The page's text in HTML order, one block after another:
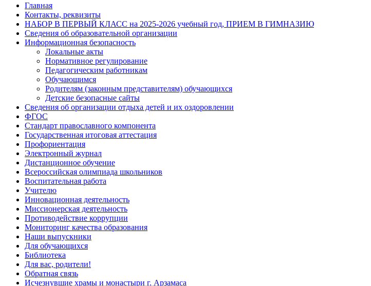
Главная
Контакты, реквизиты
НАБОР В ПЕРВЫЙ КЛАСС на 2025-2026 учебный год, ПРИЕМ В ГИМНАЗИЮ
Сведения об образовательной организации
Информационная безопасность
Локальные акты
Нормативное регулирование
Педагогическим работникам
Обучающимся
Родителям (законным представителям) обучающихся
Детские безопасные сайты
Сведения об организации отдыха детей и их оздоровлении
ФГОС
Стандарт православного компонента
Государственная итоговая аттестация
Профориентация
Электронный журнал
Дистанционное обучение
Всероcсийская олимпиада школьников
Воспитательная работа
Учителю
Инновационная деятельность
Миссионерская деятельность
Противодействие коррупции
Мониторинг качества образования
Наши выпускники
Для обучающихся
Библиотека
Для вас, родители!
Обратная связь
Исчезнувшие храмы и монастыри г. Арзамаса